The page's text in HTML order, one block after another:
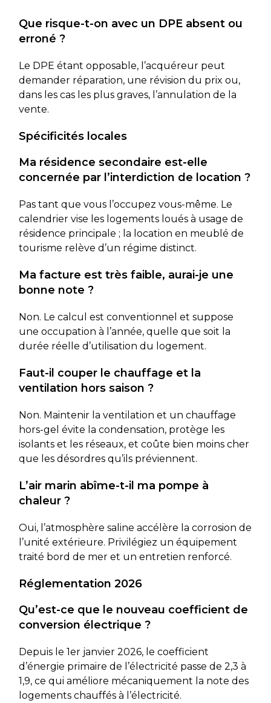
Que risque-t-on avec un DPE absent ou
erroné ?
Le DPE étant opposable, l’acquéreur peut
demander réparation, une révision du prix ou,
dans les cas les plus graves, l’annulation de la
vente.
Spécificités locales
Ma résidence secondaire est-elle
concernée par l’interdiction de location ?
Pas tant que vous l’occupez vous-même. Le
calendrier vise les logements loués à usage de
résidence principale ; la location en meublé de
tourisme relève d’un régime distinct.
Ma facture est très faible, aurai-je une
bonne note ?
Non. Le calcul est conventionnel et suppose
une occupation à l’année, quelle que soit la
durée réelle d’utilisation du logement.
Faut-il couper le chauffage et la
ventilation hors saison ?
Non. Maintenir la ventilation et un chauffage
hors-gel évite la condensation, protège les
isolants et les réseaux, et coûte bien moins cher
que les désordres qu’ils préviennent.
L’air marin abîme-t-il ma pompe à
chaleur ?
Oui, l’atmosphère saline accélère la corrosion de
l’unité extérieure. Privilégiez un équipement
traité bord de mer et un entretien renforcé.
Réglementation 2026
Qu’est-ce que le nouveau coefficient de
conversion électrique ?
Depuis le 1er janvier 2026, le coefficient
d’énergie primaire de l’électricité passe de 2,3 à
1,9, ce qui améliore mécaniquement la note des
logements chauffés à l’électricité.